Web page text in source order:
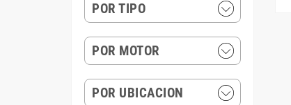
POR TIPO
POR MOTOR
POR UBICACION